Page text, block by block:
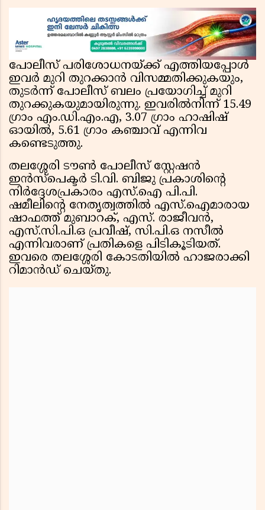
പോലീസ് പരിശോധനയ്ക്ക് എത്തിയപ്പോൾ
ഇവർ മുറി തുറക്കാൻ വിസമ്മതിക്കുകയും,
തുടർന്ന് പോലീസ് ബലം പ്രയോഗിച്ച് മുറി
തുറക്കുകയുമായിരുന്നു. ഇവരിൽനിന്ന് 15.49
ഗ്രാം എം.ഡി.എം.എ, 3.07 ഗ്രാം ഹാഷിഷ്
ഓയിൽ, 5.61 ഗ്രാം കഞ്ചാവ് എന്നിവ
കണ്ടെടുത്തു.
തലശ്ശേരി ടൗൺ പോലീസ് സ്റ്റേഷൻ
ഇൻസ്പെക്ടർ ടി.വി. ബിജു പ്രകാശിന്റെ
നിർദ്ദേശപ്രകാരം എസ്.ഐ പി.പി.
ഷമീലിന്റെ നേതൃത്വത്തിൽ എസ്.ഐമാരായ
ഷാഫത്ത് മുബാറക്, എസ്. രാജീവൻ,
എസ്.സി.പി.ഒ പ്രവീഷ്, സി.പി.ഒ നസീൽ
എന്നിവരാണ് പ്രതികളെ പിടികൂടിയത്.
ഇവരെ തലശ്ശേരി കോടതിയിൽ ഹാജരാക്കി
റിമാൻഡ് ചെയ്തു.